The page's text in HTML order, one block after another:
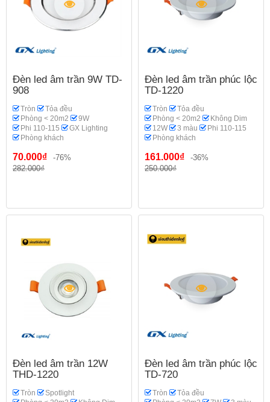
Đèn led âm trần 9W TD-
908
Tròn
Tỏa đều
Phòng < 20m2
9W
Phi 110-115
GX Lighting
Phòng khách
70.000₫
-76%
282.000₫
Đèn led âm trần phúc lộc
TD-1220
Tròn
Tỏa đều
Phòng < 20m2
Không Dim
12W
3 màu
Phi 110-115
Phòng khách
161.000₫
-36%
250.000₫
Đèn led âm trần 12W
THD-1220
Tròn
Spotlight
Đèn led âm trần phúc lộc
TD-720
Tròn
Tỏa đều